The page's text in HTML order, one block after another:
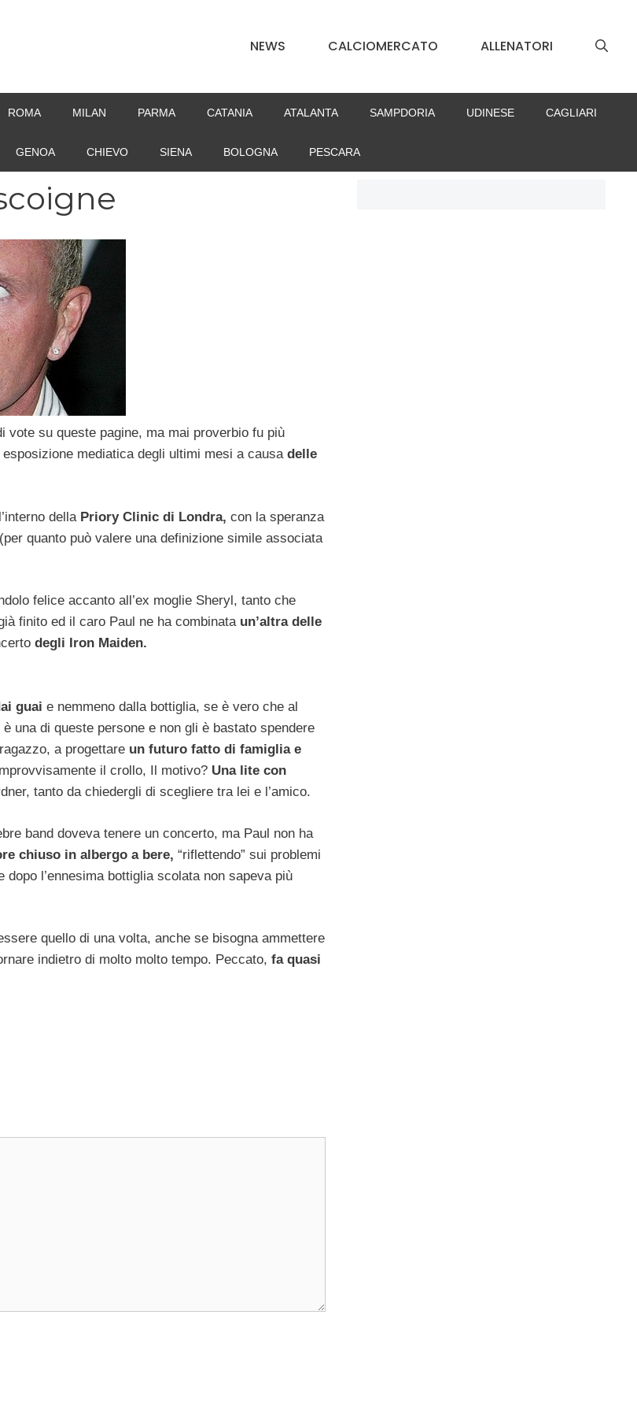
NEWS CALCIOMERCATO ALLENATORI
ROMA MILAN PARMA CATANIA ATALANTA SAMPDORIA UDINESE CAGLIARI
GENOA CHIEVO SIENA BOLOGNA PESCARA
vote su queste pagine, ma mai proverbio fu più
mediatica degli ultimi mesi a causa delle
della Priory Clinic di Londra, con la speranza
(per quanto può valere una definizione simile associata
felice accanto all’ex moglie Sheryl, tanto che
finito ed il caro Paul ne ha combinata un’altra delle
degli Iron Maiden.
guai e nemmeno dalla bottiglia, se è vero che al
una di queste persone e non gli è bastato spendere
a progettare un futuro fatto di famiglia e
il crollo, Il motivo? Una lite con
tanto da chiedergli di scegliere tra lei e l’amico.
band doveva tenere un concerto, ma Paul non ha
chiuso in albergo a bere, “riflettendo” sui problemi
dopo l’ennesima bottiglia scolata non sapeva più
quello di una volta, anche se bisogna ammettere
indietro di molto molto tempo. Peccato, fa quasi